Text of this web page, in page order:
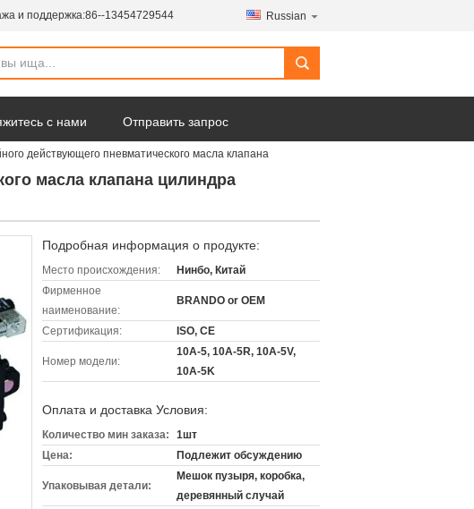
и поддержка:86--13454729544 Russian
с нами Отправить запрос
действующего пневматического масла клапана
масла клапана цилиндра
Подробная информация о продукте:
Место происхождения:
Нинбо, Китай
Фирменное
наименование:
BRANDO or OEM
Сертификация: ISO, CE
Номер модели:
10A-5, 10A-5R, 10A-5V,
10A-5K
Оплата и доставка Условия:
Количество мин заказа:
1шт
Цена:
Подлежит обсуждению
Упаковывая детали:
Мешок пузыря, коробка,
деревянный случай